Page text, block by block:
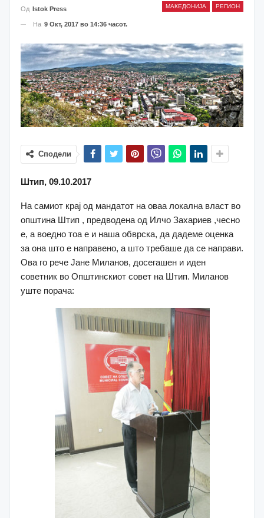
МАКЕДОНИЈА РЕГИОН
Од Istok Press
На 9 Окт, 2017 во 14:36 часот.
Сподели
Штип, 09.10.2017
На самиот крај од мандатот на оваа локална власт во
општина Штип , предводена од Илчо Захариев ,чесно
е, а воедно тоа е и наша обврска, да дадеме оценка
за она што е направено, а што требаше да се направи.
Ова го рече Јане Миланов, досегашен и иден
советник во Општинскиот совет на Штип. Миланов
уште порача: